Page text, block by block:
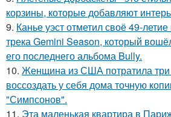
корзины, которые добавляют
9. Канье уэст отметил своё 49-
трека Gemini Season, который
его последнего альбома Bully.
10. Женщина из США потратила три
воссоздать у себя дома точную
"Симпсонов".
11. Эта маленькая квартира в